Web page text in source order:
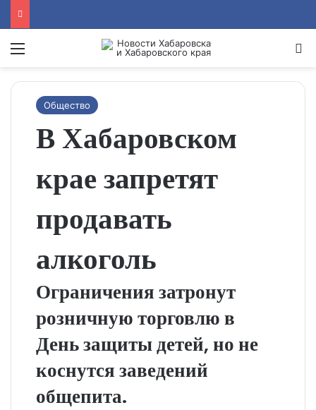
Menu
Общество
В Хабаровском
крае запретят
продавать
алкоголь
Ограничения затронут
розничную торговлю в
День защиты детей, но не
коснутся заведений
общепита.